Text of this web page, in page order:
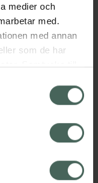
medier och
med.
med annan
som de har
Samtycke till
påverkar inte
återkallelsen.
det vid